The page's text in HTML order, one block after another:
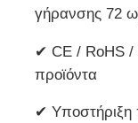
γήρανσης 72
✔ CE / RoHS /
προϊόντα
✔ Υποστήριξη